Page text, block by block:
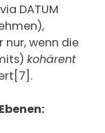
DATUM
nur, wenn die
kohärent